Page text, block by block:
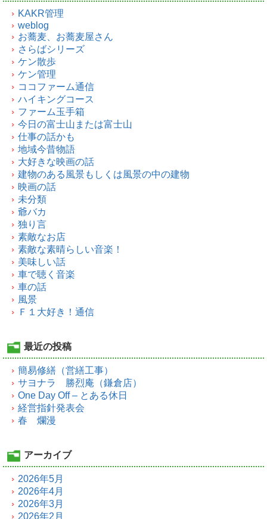
KAKR管理
weblog
お蕎麦、お蕎麦屋さん
さらばシリーズ
ケン散歩
ケン管理
ココファーム通信
ハイキングコース
ファーム玉手箱
今日の富士山または富士山
仕事の話かも
地域今昔物語
大好きな映画の話
建物のある風景もしくは風景の中の建物
映画の話
未分類
爺バカ
独り言
素敵なお店
素敵な素晴らしい音楽！
美味しい話
車で聴く音楽
車の話
風景
Ｆ１大好き！通信
最近の投稿
簡易修繕（営繕工事）
サヨナラ 勝烈庵（鎌倉店）
One Day Off – とある休日
経営指針発表会
春 爛漫
アーカイブ
2026年5月
2026年4月
2026年3月
2026年2月